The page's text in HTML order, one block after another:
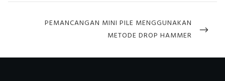
NEXT
PEMANCANGAN MINI PILE MENGGUNAKAN
METODE DROP HAMMER